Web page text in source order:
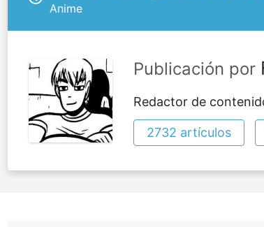
Anime
Publicación por
Redactor de
2732 artículos